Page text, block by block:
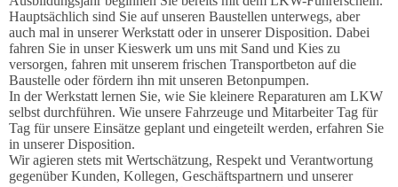
Hauptsächlich sind Sie auf unseren Baustellen unterwegs, aber
auch mal in unserer Werkstatt oder in unserer Disposition. Dabei
fahren Sie in unser Kieswerk um uns mit Sand und Kies zu
versorgen, fahren mit unserem frischen Transportbeton auf die
Baustelle oder fördern ihn mit unseren Betonpumpen.
In der Werkstatt lernen Sie, wie Sie kleinere Reparaturen am LKW
selbst durchführen. Wie unsere Fahrzeuge und Mitarbeiter Tag für
Tag für unsere Einsätze geplant und eingeteilt werden, erfahren Sie
in unserer Disposition.
Wir agieren stets mit Wertschätzung, Respekt und Verantwortung
gegenüber Kunden, Kollegen, Geschäftspartnern und unserer